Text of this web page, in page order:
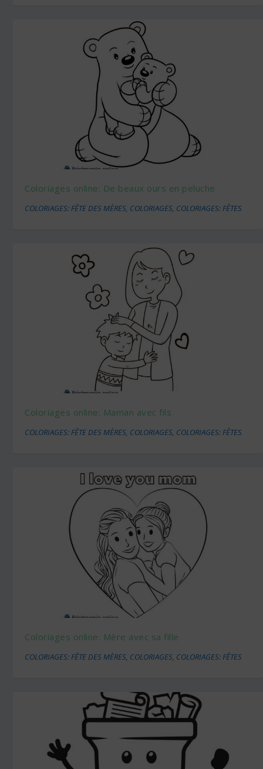
Coloriages online: De beaux ours en peluche
COLORIAGES: FÊTE DES MÈRES, COLORIAGES, COLORIAGES: FÊTES
Coloriages online: Maman avec fils
COLORIAGES: FÊTE DES MÈRES, COLORIAGES, COLORIAGES: FÊTES
Coloriages online: Mère avec sa fille
COLORIAGES: FÊTE DES MÈRES COLORIAGES COLORIAGES: FÊTES